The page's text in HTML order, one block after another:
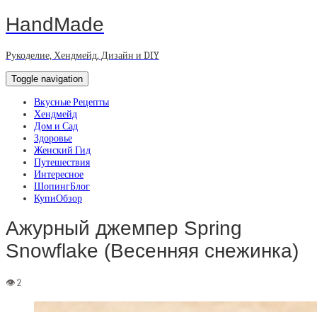
HandMade
Рукоделие, Хендмейд, Дизайн и DIY
Toggle navigation
Вкусные Рецепты
Хендмейд
Дом и Сад
Здоровье
Женский Гид
Путешествия
Интересное
ШопингБлог
КупиОбзор
Ажурный джемпер Spring
Snowflake (Весенняя снежинка)